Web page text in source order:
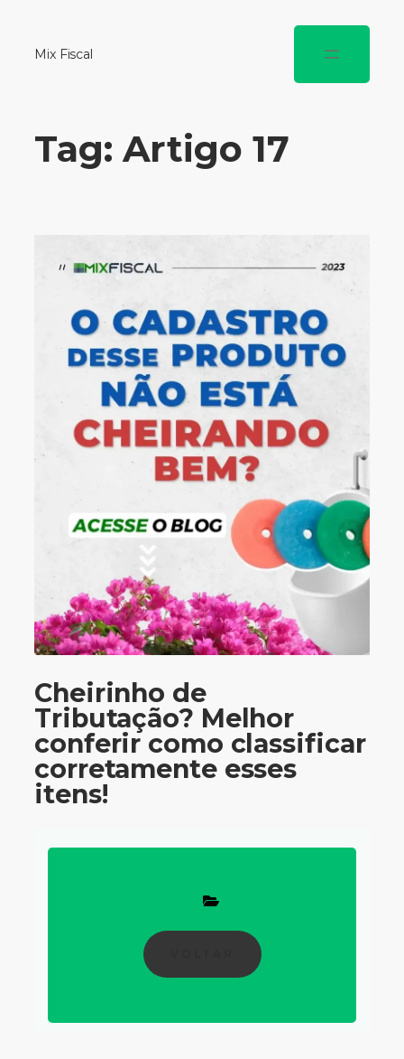
Mix Fiscal
Tag:Artigo 17
Cheirinho de
Tributação? Melhor
conferir como classificar
corretamente esses
itens!